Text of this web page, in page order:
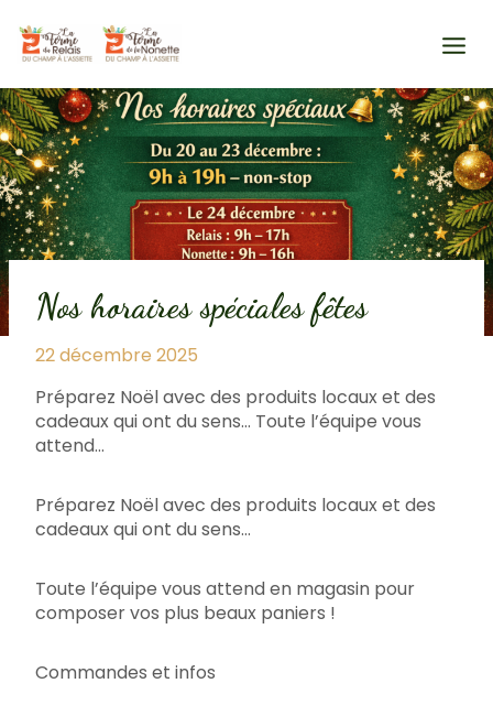
content
Nos horaires spéciales fêtes
22 décembre 2025
Préparez Noël avec des produits locaux et des
cadeaux qui ont du sens… Toute l’équipe vous
attend…
Préparez Noël avec des produits locaux et des
cadeaux qui ont du sens…
Toute l’équipe vous attend en magasin pour
composer vos plus beaux paniers !
Commandes et infos